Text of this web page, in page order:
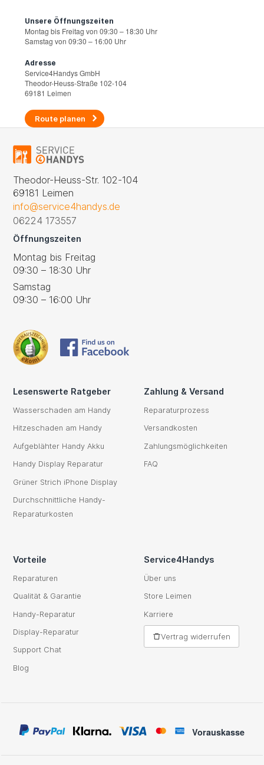
Unsere Öffnungszeiten
Montag bis Freitag von 09:30 – 18:30 Uhr
Samstag von 09:30 – 16:00 Uhr
Adresse
Service4Handys GmbH
Theodor-Heuss-Straße 102-104
69181 Leimen
Route planen
Theodor-Heuss-Str. 102-104
69181 Leimen
info@service4handys.de
06224 173557
Öffnungszeiten
Montag bis Freitag
09:30 – 18:30 Uhr
Samstag
09:30 – 16:00 Uhr
Lesenswerte Ratgeber
Wasserschaden am Handy
Hitzeschaden am Handy
Aufgeblähter Handy Akku
Handy Display Reparatur
Grüner Strich iPhone Display
Durchschnittliche Handy-
Reparaturkosten
Zahlung & Versand
Reparaturprozess
Versandkosten
Zahlungsmöglichkeiten
FAQ
Vorteile
Reparaturen
Qualität & Garantie
Handy-Reparatur
Display-Reparatur
Support Chat
Blog
Service4Handys
Über uns
Store Leimen
Karriere
Vertrag widerrufen
Vorauskasse